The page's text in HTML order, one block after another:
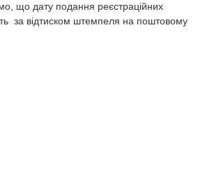
що дату подання реєстраційних
за відтиском штемпеля на поштовому